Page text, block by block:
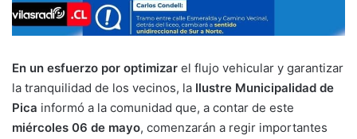
En un esfuerzo por optimizar el flujo vehicular y garantizar
la tranquilidad de los vecinos, la Ilustre Municipalidad de
Pica informó a la comunidad que, a contar de este
miércoles 06 de mayo, comenzarán a regir importantes